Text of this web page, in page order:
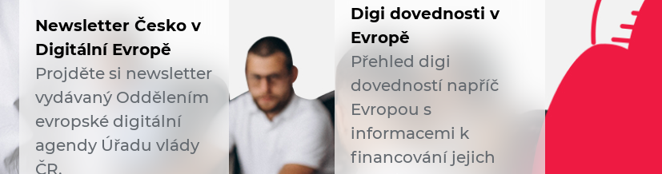
Newsletter Česko v
Digitální Evropě
Projděte si newsletter
vydávaný Oddělením
evropské digitální
agendy Úřadu vlády
ČR.
Digi dovednosti v
Evropě
Přehled digi
dovedností napříč
Evropou s
informacemi k
financování jejich